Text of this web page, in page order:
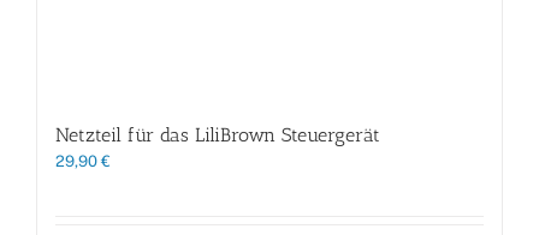
Netzteil für das LiliBrown Steuergerät
29,90 €